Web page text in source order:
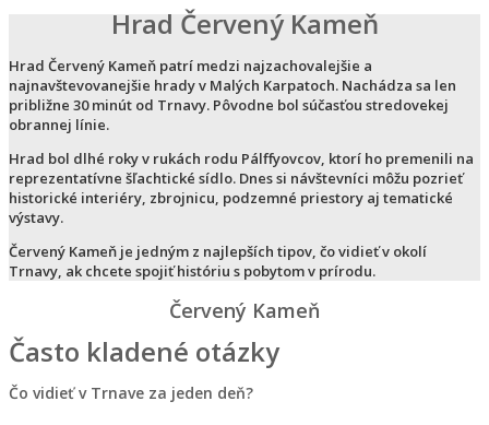
Hrad Červený Kameň
Hrad Červený Kameň patrí medzi najzachovalejšie a
najnavštevovanejšie hrady v Malých Karpatoch. Nachádza sa len
približne 30 minút od Trnavy. Pôvodne bol súčasťou stredovekej
obrannej línie.
Hrad bol dlhé roky v rukách rodu Pálffyovcov, ktorí ho premenili na
reprezentatívne šľachtické sídlo. Dnes si návštevníci môžu pozrieť
historické interiéry, zbrojnicu, podzemné priestory aj tematické
výstavy.
Červený Kameň je jedným z najlepších tipov, čo vidieť v okolí
Trnavy, ak chcete spojiť históriu s pobytom v prírodu.
Červený Kameň
Často kladené otázky
Čo vidieť v Trnave za jeden deň?